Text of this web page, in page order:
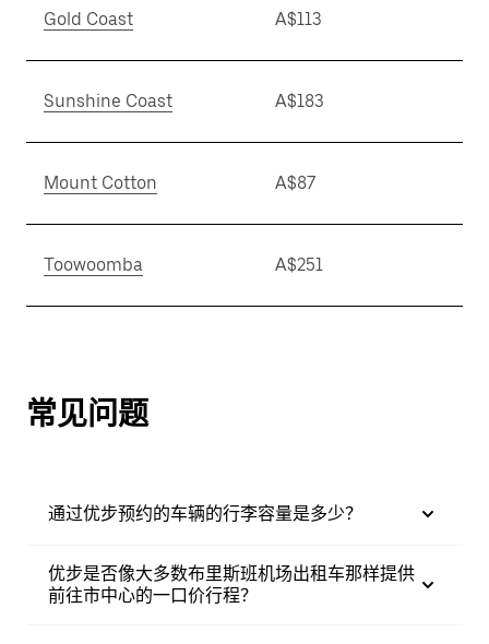
Gold Coast A$113
Sunshine Coast A$183
Mount Cotton A$87
Toowoomba A$251
常见问题
通过优步预约的车辆的行李容量是多少？
优步是否像大多数布里斯班机场出租车那样提供
前往市中心的一口价行程？